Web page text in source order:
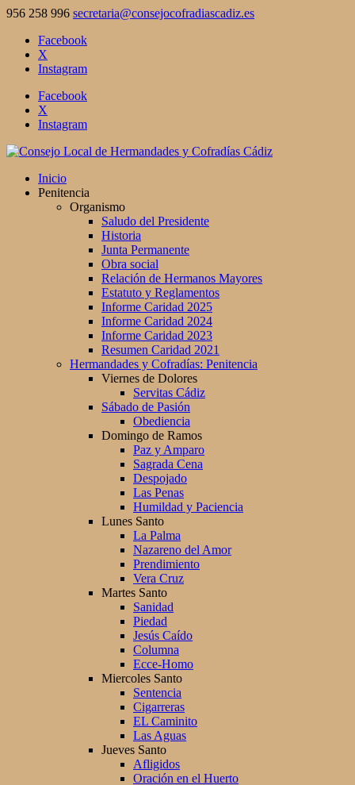
956 258 996 secretaria@consejocofradiascadiz.es
Facebook
X
Instagram
Facebook
X
Instagram
Inicio
Penitencia
Organismo
Saludo del Presidente
Historia
Junta Permanente
Obra social
Relación de Hermanos Mayores
Estatuto y Reglamentos
Informe Caridad 2025
Informe Caridad 2024
Informe Caridad 2023
Resumen Caridad 2021
Hermandades y Cofradías: Penitencia
Viernes de Dolores
Servitas Cádiz
Sábado de Pasión
Obediencia
Domingo de Ramos
Paz y Amparo
Sagrada Cena
Despojado
Las Penas
Humildad y Paciencia
Lunes Santo
La Palma
Nazareno del Amor
Prendimiento
Vera Cruz
Martes Santo
Sanidad
Piedad
Jesús Caído
Columna
Ecce-Homo
Miercoles Santo
Sentencia
Cigarreras
EL Caminito
Las Aguas
Jueves Santo
Afligidos
Oración en el Huerto